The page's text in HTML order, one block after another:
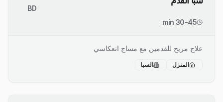
BD
30-45 min
علاج مريح للقدمين مع مساج انعكاسي
المنزل السبا